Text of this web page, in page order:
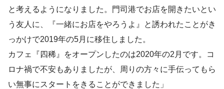
と考えるようになりました。門司港でお店を開きたいとい
う友人に、『一緒にお店をやろうよ』と誘われたことがき
っかけで2019年の5月に移住しました。
カフェ『四稀』をオープンしたのは2020年の2月です。コ
ロナ禍で不安もありましたが、周りの方々に手伝ってもら
い無事にスタートをきることができました」